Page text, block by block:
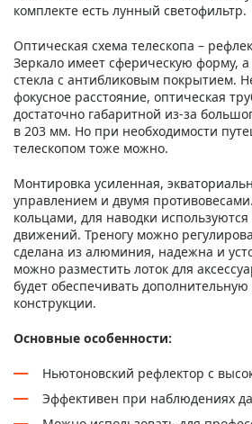
комплекте есть лунный светофильтр.
Оптическая схема телескопа –
Зеркало имеет сферическую форму,
стекла с антибликовым покрытием.
фокусное расстояние, оптическая
достаточно габаритной из-за
в 203 мм. Но при необходимости
телескопом тоже можно.
Монтировка усиленная,
управлением и двумя
кольцами, для наводки
движений. Треногу можно
сделана из алюминия, надежна и
можно разместить лоток для
будет обеспечивать дополнительную
конструкции.
Основные особенности:
Ньютоновский рефлектор с
Эффективен при наблюдениях